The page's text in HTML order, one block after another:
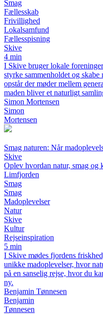
Smag
Fællesskab
Frivillighed
Lokalsamfund
Fællesspisning
Skive
4 min
I Skive bruger lokale
styrke sammenholdet og
opstår der møder mellem
maden bliver et naturligt
Simon Mortensen
Simon
Mortensen
Smag naturen: Når
Skive
Oplev hvordan natur, smag og
Limfjorden
Smag
Smag
Madoplevelser
Natur
Skive
Kultur
Rejseinspiration
5 min
I Skive mødes fjordens
unikke madoplevelser, hvor
på en sanselig rejse, hvor du
ny.
Benjamin Tønnesen
Benjamin
Tønnesen